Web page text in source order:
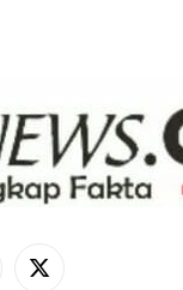
X